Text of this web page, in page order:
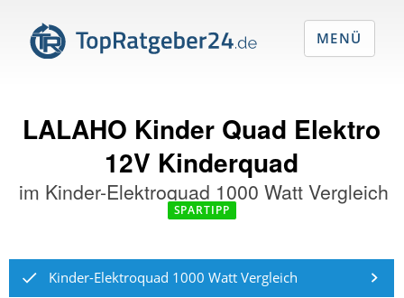
LALAHO Kinder Quad Elektro
12V Kinderquad
im Kinder-Elektroquad 1000 Watt Vergleich
SPARTIPP
Kinder-Elektroquad 1000 Watt Vergleich
MENÜ